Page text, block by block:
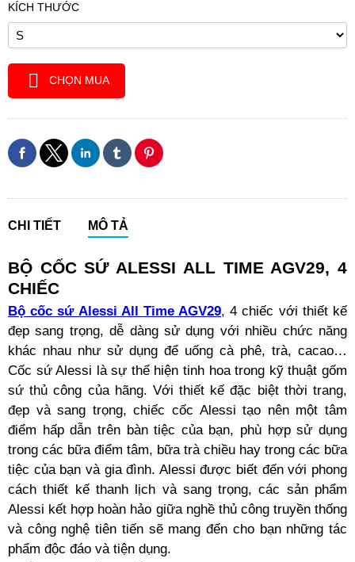
KÍCH THƯỚC
CHỌN MUA
CHI TIẾT MÔ TẢ
BỘ CỐC SỨ ALESSI ALL TIME AGV29, 4
CHIẾC
Bộ cốc sứ Alessi All Time AGV29, 4 chiếc với thiết kế
đẹp sang trọng, dễ dàng sử dụng với nhiều chức năng
khác nhau như sử dụng để uống cà phê, trà, cacao…
Cốc sứ Alessi là sự thể hiện tinh hoa trong kỹ thuật gốm
sứ thủ công của hãng. Với thiết kế đặc biệt thời trang,
đẹp và sang trọng, chiếc cốc Alessi tạo nên một tâm
điểm hấp dẫn trên bàn tiệc của bạn, phù hợp sử dụng
trong các bữa điểm tâm, bữa trà chiều hay trong các bữa
tiệc của bạn và gia đình. Alessi được biết đến với phong
cách thiết kế thanh lịch và sang trọng, các sản phẩm
Alessi kết hợp hoàn hảo giữa nghề thủ công truyền thống
và công nghệ tiên tiến sẽ mang đến cho bạn những tác
phẩm độc đáo và tiện dụng.